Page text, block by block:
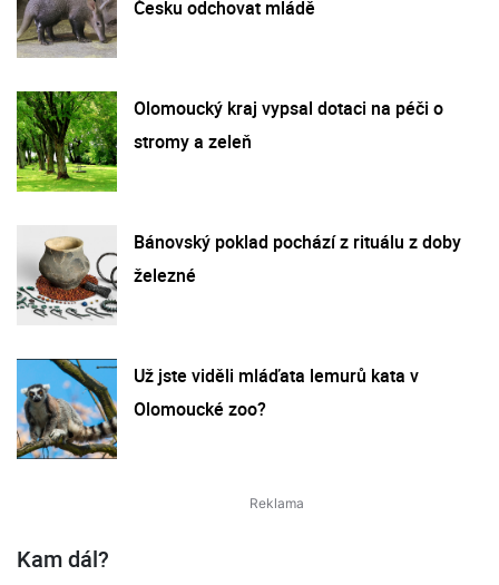
Česku odchovat mládě
Olomoucký kraj vypsal dotaci na péči o
stromy a zeleň
Bánovský poklad pochází z rituálu z doby
železné
Už jste viděli mláďata lemurů kata v
Olomoucké zoo?
Kam dál?